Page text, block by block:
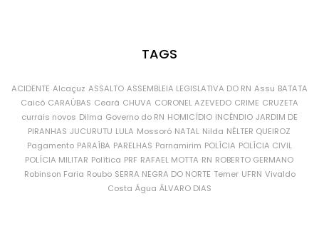
TAGS
ACIDENTE Alcaçuz ASSALTO ASSEMBLEIA LEGISLATIVA DO RN Assu BATATA
Caicó CARAÚBAS Ceará CHUVA CORONEL AZEVEDO CRIME CRUZETA
currais novos Dilma Governo do RN HOMICÍDIO INCÊNDIO JARDIM DE
PIRANHAS JUCURUTU LULA Mossoró NATAL Nilda NÉLTER QUEIROZ
Pagamento PARAÍBA PARELHAS Parnamirim POLÍCIA POLÍCIA CIVIL
POLÍCIA MILITAR Política PRF RAFAEL MOTTA RN ROBERTO GERMANO
Robinson Faria Roubo SERRA NEGRA DO NORTE Temer UFRN Vivaldo
Costa Água ÁLVARO DIAS